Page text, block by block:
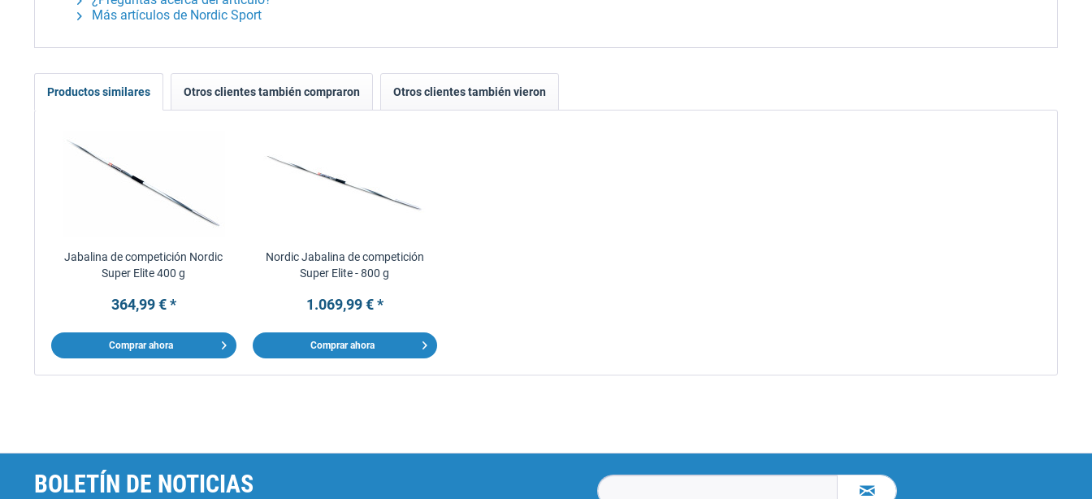
Más artículos de Nordic Sport
Productos similares Otros clientes también compraron Otros clientes también vieron
Jabalina de competición Nordic
Super Elite 400 g
364,99 € *
Comprar ahora
Nordic Jabalina de competición
Super Elite - 800 g
1.069,99 € *
Comprar ahora
BOLETÍN DE NOTICIAS